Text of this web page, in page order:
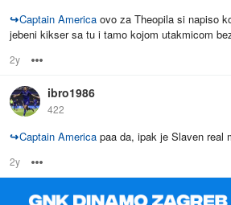
↪Captain America ovo za Theopila si napiso
jebeni kikser sa tu i tamo kojom utakmicom
2y
ibro1986
422
↪Captain America paa da, ipak je Slaven real
2y